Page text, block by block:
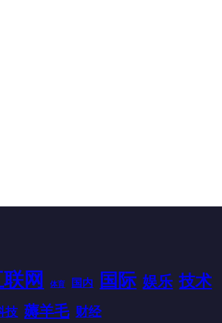
网 体育 国内 国际 娱乐 技术
技 薅羊毛 财经